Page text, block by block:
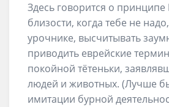
Здесь говорится о
близости, когда тебе не
урочнике, высчитывать
приводить еврейские
покойной тётеньки,
людей и животных. (Лучше
имитации бурной